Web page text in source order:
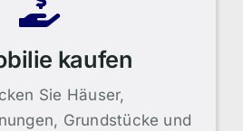
kaufen
Sie Häuser,
Grundstücke und